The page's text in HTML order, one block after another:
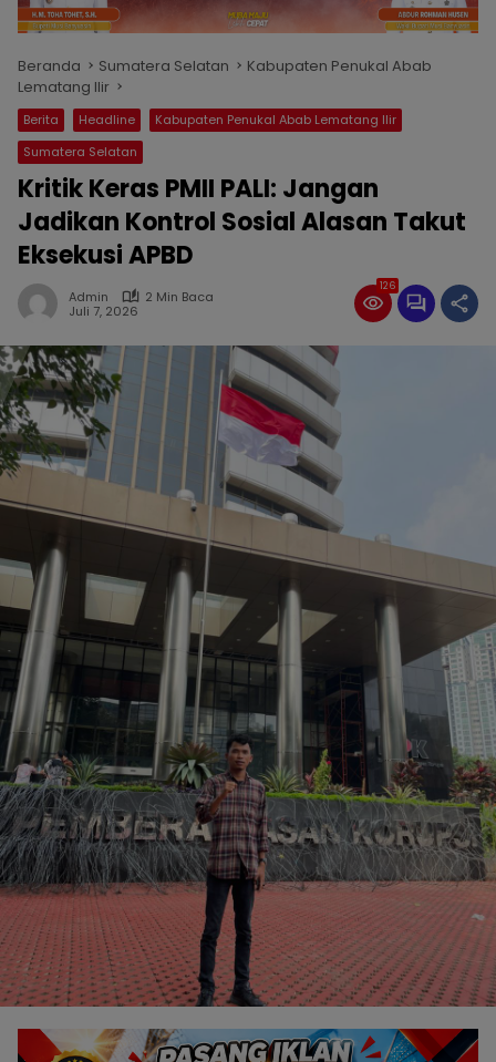
Beranda Sumatera Selatan
Kabupaten Penukal Abab
Lematang Ilir
Berita Headline
Kabupaten Penukal Abab Lematang Ilir
Sumatera Selatan
Kritik Keras PMII PALI: Jangan
Jadikan Kontrol Sosial Alasan Takut
Eksekusi APBD
Admin
2 Min Baca
Juli 7, 2026
126